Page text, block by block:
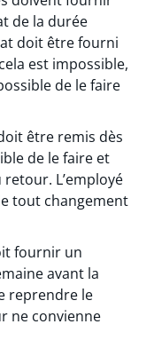
de la durée
doit être fourni
est impossible,
de le faire
être remis dès
de le faire et
L’employé
tout changement
fournir un
avant la
reprendre le
ne convienne